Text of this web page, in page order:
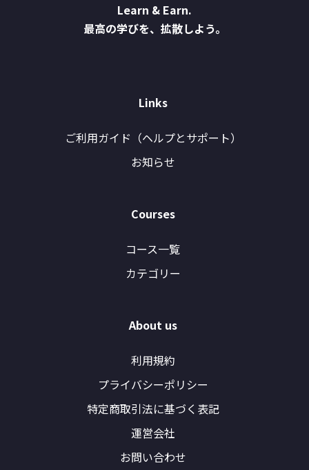
Learn & Earn.
最高の学びを、拡散しよう。
Links
ご利用ガイド（ヘルプとサポート）
お知らせ
Courses
コース一覧
カテゴリー
About us
利用規約
プライバシーポリシー
特定商取引法に基づく表記
運営会社
お問い合わせ